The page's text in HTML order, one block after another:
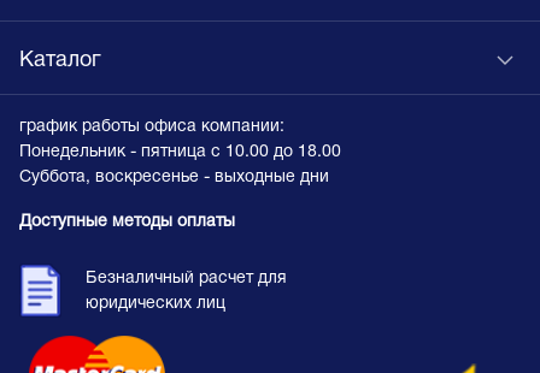
Каталог
график работы офиса компании:
Понедельник - пятница с 10.00 до 18.00
Суббота, воскресенье - выходные дни
Доступные методы оплаты
Безналичный расчет для
юридических лиц